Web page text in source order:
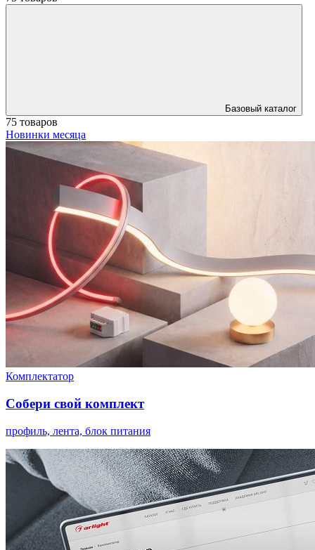
Базовый каталог
75 товаров
Новинки месяца
Комплектатор
Собери свой комплект
профиль, лента, блок питания